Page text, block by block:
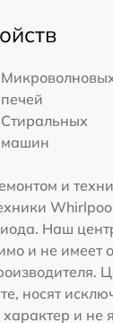
печей
Стиральных
машин
и
Наш
и не имеет
носят
и не